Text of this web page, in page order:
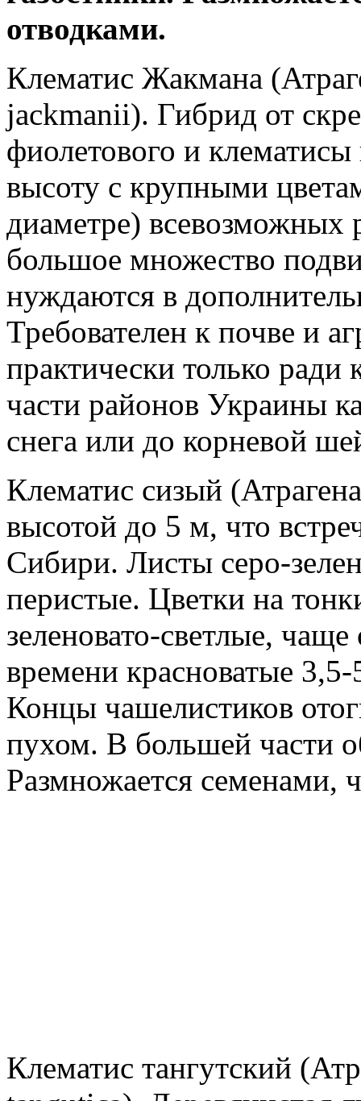
отводками.
Клематис Жакмана
jackmanii). Гибрид от
фиолетового и
высоту с крупными
диаметре) всевозможных
большое множество
нуждаются в
Требователен к почве и
практически только
части районов Украины
снега или до корневой
Клематис сизый
высотой до 5 м, что
Сибири. Листы серо-
перистые. Цветки на
зеленовато-светлые,
времени красноватые
Концы чашелистиков
пухом. В большей части
Размножается семенами,
Клематис тангутский